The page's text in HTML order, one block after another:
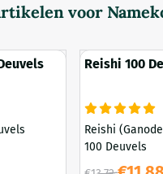
voor
Reishi 100
Reishi
100 Deuvels
Van 13,72 voor